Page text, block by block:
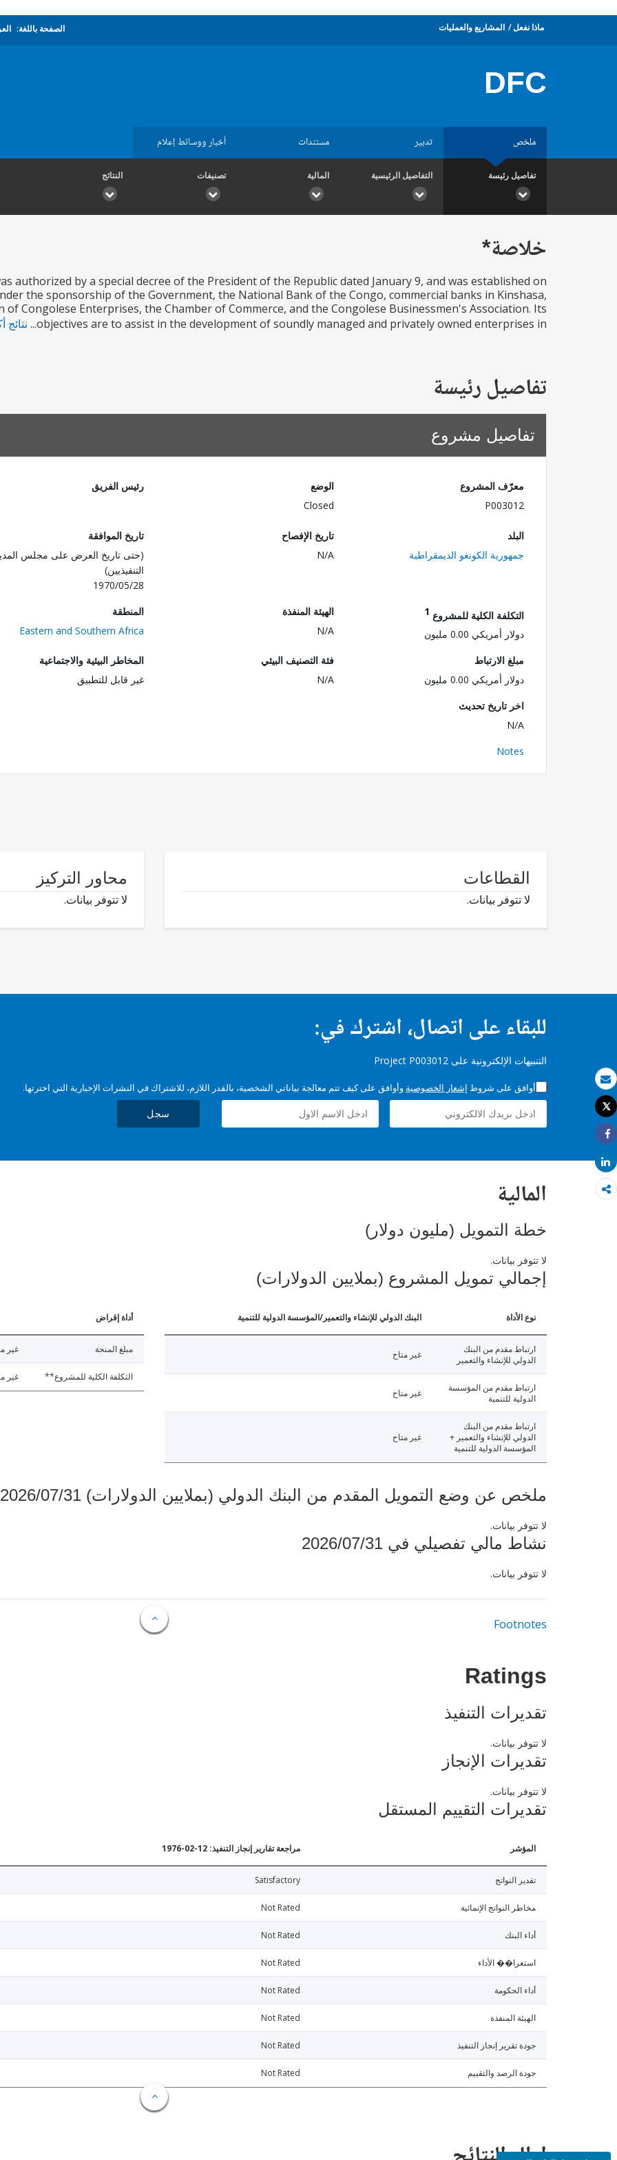
بريد الكتروني
طباعة
Tweet
Share
Share
ماذا نفعل المشاريع والعمليات الصفحة باللغة:
DFC
ملخص تدبير مستندات أخبار ووسائط إعلام
تفاصيل رئيسة التفاصيل الرئيسية المالية تصنيفات النتائج
خلاصة*
authorized by a special decree of the President of the Republic dated January 9, and was established on
the sponsorship of the Government, the National Bank of the Congo, commercial banks in Kinshasa,
of Congolese Enterprises, the Chamber of Commerce, and the Congolese Businessmen's Association. Its
objectives are to assist in the development of soundly managed and privately owned enterprises in...
نتائج
تفاصيل رئيسة
تفاصيل مشروع
معرّف المشروع
P003012
الوضع
Closed
رئيس الفريق
البلد
جمهورية الكونغو الديمقراطية
تاريخ الإفصاح
N/A
تاريخ الموافقة
(حتى تاريخ العرض على مجلس
التنفيذيين)
1970/05/28
التكلفة الكلية للمشروع 1
دولار أمريكي 0.00 مليون
الهيئة المنفذة
N/A
المنطقة
Eastern and Southern Africa
مبلغ الارتباط
دولار أمريكي 0.00 مليون
فئة التصنيف البيئي
N/A
المخاطر البيئية والاجتماعية
غير قابل للتطبيق
اخر تاريخ تحديث
N/A
Notes
القطاعات
لا تتوفر بيانات.
محاور التركيز
لا تتوفر بيانات.
للبقاء على اتصال، اشترك في:
التنبيهات الإلكترونية على Project P003012
أوافق على شروط إشعار الخصوصية وأوافق على كيف تتم معالجة بياناتي الشخصية، بالقدر اللازم، للاشتراك في النشرات الإخبارية التي اخترتها.
سجل
المالية
خطة التمويل (مليون دولار)
لا تتوفر بيانات.
إجمالي تمويل المشروع (بملايين الدولارات)
نوع الأداة البنك الدولي للإنشاء والتعمير/المؤسسة الدولية للتنمية
ارتباط مقدم من البنك
الدولي للإنشاء والتعمير
غير متاح
ارتباط مقدم من المؤسسة
الدولية للتنمية
غير متاح
ارتباط مقدم من البنك
الدولي للإنشاء والتعمير +
المؤسسة الدولية للتنمية
غير متاح
أداة إقراض
مبلغ المنحة غير
التكلفة الكلية للمشروع** غير
ملخص عن وضع التمويل المقدم من البنك الدولي (بملايين الدولارات) 2026/07/31
لا تتوفر بيانات.
نشاط مالي تفصيلي في 2026/07/31
لا تتوفر بيانات.
Footnotes
Ratings
تقديرات التنفيذ
لا تتوفر بيانات.
تقديرات الإنجاز
لا تتوفر بيانات.
تقديرات التقييم المستقل
المؤشر مراجعة تقارير إنجاز التنفيذ: 12-02-1976
تقدير النواتج Satisfactory
مخاطر النواتج الإنمائية Not Rated
أداء البنك Not Rated
استعرا�� الأداء Not Rated
أداء الحكومة Not Rated
الهيئة المنفذة Not Rated
جودة تقرير إنجاز التنفيذ Not Rated
جودة الرصد والتقييم Not Rated